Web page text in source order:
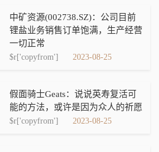
中矿资源(002738.SZ)：公司目前
锂盐业务销售订单饱满，生产经营
一切正常
$r['copyfrom'] 2023-08-25
假面骑士Geats：说说英寿复活可
能的方法，或许是因为众人的祈愿
$r['copyfrom'] 2023-08-25